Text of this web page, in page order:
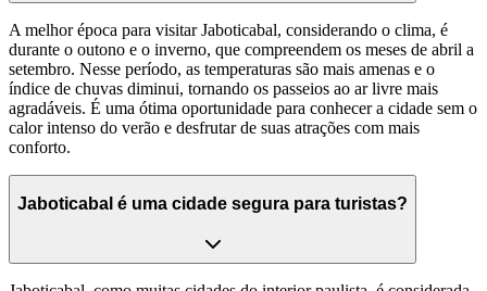
A melhor época para visitar Jaboticabal, considerando o clima, é
durante o outono e o inverno, que compreendem os meses de abril a
setembro. Nesse período, as temperaturas são mais amenas e o
índice de chuvas diminui, tornando os passeios ao ar livre mais
agradáveis. É uma ótima oportunidade para conhecer a cidade sem o
calor intenso do verão e desfrutar de suas atrações com mais
conforto.
Jaboticabal é uma cidade segura para turistas?